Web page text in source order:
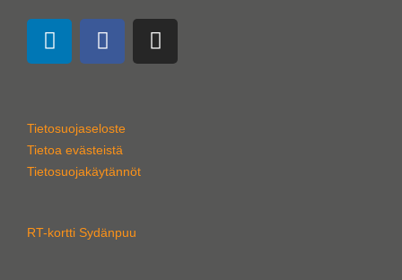
L
i
d
i
F
a
b
o
o
k
I
n
Tietosuojaseloste
Tietoa evästeistä
Tietosuojakäytännöt
RT-kortti Sydänpuu